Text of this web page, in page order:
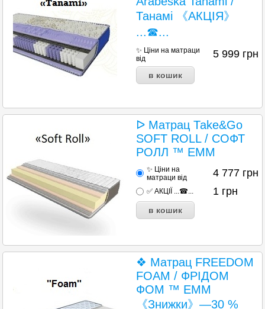
Танамі 《АКЦІЯ》
...☎...
✨ Ціни на матраци
від
5 999 грн
ᐅ Матрац Таke&Go
SOFT ROLL / СОФТ
РОЛЛ ™ ЕММ
✨ Ціни на
матраци від
4 777 грн
✅ АКЦІЇ ...☎... 1 грн
❖ Матрац FREEDOM
FOAM / ФРІДОМ
ФОМ ™ ЕММ
《Знижки》—30 %